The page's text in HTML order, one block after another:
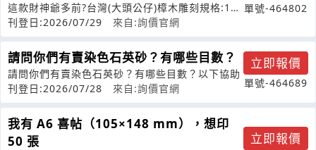
這款財神爺多前?台灣(大頭公仔)樟木雕刻規格:16
寸*9寸
刊登日:2026/07/29 來自:詢價官網
單號-464802
請問你們有賣染色石英砂？有哪些目數？
請問你們有賣染色石英砂？有哪些目數？以下協助
刊登日:2026/07/28
來自:詢價官網
立即報價
單號-464689
我有 A6 喜帖（105×148 mm），想印
50 張
立即報價